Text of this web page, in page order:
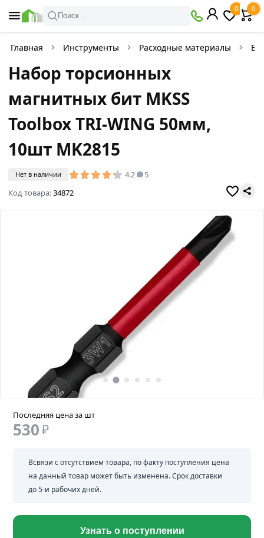
Поиск ..
0 0
Главная Инструменты Расходные материалы
Набор торсионных
магнитных бит MKSS
Toolbox TRI-WING 50мм,
10шт MK2815
Нет в наличии 4.2
5
Код товара:34872
Последняя цена за шт
530₽
Всвязи с отсутствием товара, по факту поступления цена
на данный товар может быть изменена. Срок доставки
до 5-и рабочих дней.
Узнать о поступлении